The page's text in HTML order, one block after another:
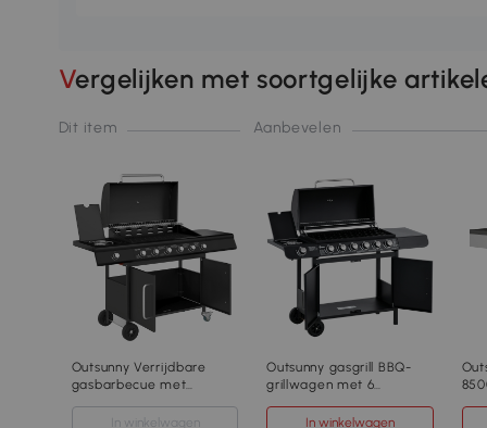
Vergelijken met soortgelijke
Dit item
Outsunny Verrijdbare
gasbarbecue met
zijbrander,In winkelwagen
Aanbevelen
Outsunny gasgrill BBQ-
grillwagen met 6
multifunctioneel metaal
In winkelwagen